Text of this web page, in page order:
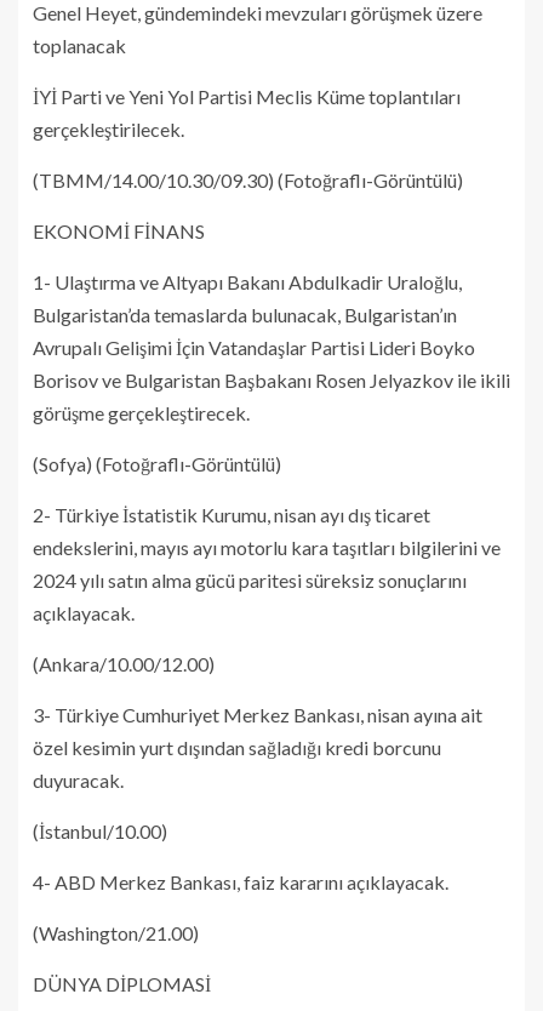
Genel Heyet, gündemindeki mevzuları görüşmek üzere
toplanacak
İYİ Parti ve Yeni Yol Partisi Meclis Küme toplantıları
gerçekleştirilecek.
(TBMM/14.00/10.30/09.30) (Fotoğraflı-Görüntülü)
EKONOMİ FİNANS
1- Ulaştırma ve Altyapı Bakanı Abdulkadir Uraloğlu,
Bulgaristan’da temaslarda bulunacak, Bulgaristan’ın
Avrupalı Gelişimi İçin Vatandaşlar Partisi Lideri Boyko
Borisov ve Bulgaristan Başbakanı Rosen Jelyazkov ile ikili
görüşme gerçekleştirecek.
(Sofya) (Fotoğraflı-Görüntülü)
2- Türkiye İstatistik Kurumu, nisan ayı dış ticaret
endekslerini, mayıs ayı motorlu kara taşıtları bilgilerini ve
2024 yılı satın alma gücü paritesi süreksiz sonuçlarını
açıklayacak.
(Ankara/10.00/12.00)
3- Türkiye Cumhuriyet Merkez Bankası, nisan ayına ait
özel kesimin yurt dışından sağladığı kredi borcunu
duyuracak.
(İstanbul/10.00)
4- ABD Merkez Bankası, faiz kararını açıklayacak.
(Washington/21.00)
DÜNYA DİPLOMASİ